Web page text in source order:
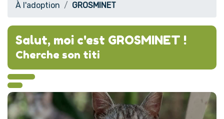
À l'adoption GROSMINET
Salut, moi c'est GROSMINET !
Cherche son titi